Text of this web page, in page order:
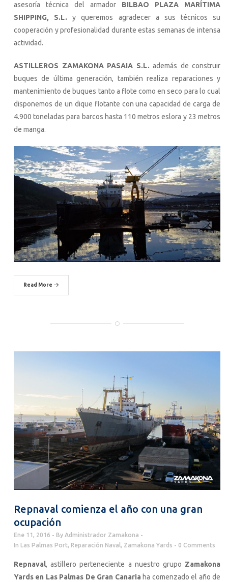
asesoría técnica del armador BILBAO PLAZA MARÍTIMA
SHIPPING, S.L. y queremos agradecer a sus técnicos su
cooperación y profesionalidad durante estas semanas de intensa
actividad.
ASTILLEROS ZAMAKONA PASAIA S.L. además de construir
buques de última generación, también realiza reparaciones y
mantenimiento de buques tanto a flote como en seco para lo cual
disponemos de un dique flotante con una capacidad de carga de
4.900 toneladas para barcos hasta 110 metros eslora y 23 metros
de manga.
Read More
Repnaval comienza el año con una gran
ocupación
Ene 11, 2016 By Administrador Zamakona
In Las Palmas Port, Reparación Naval, Zamakona Yards 0 Comments
Repnaval, astillero perteneciente a nuestro grupo Zamakona
Yards en Las Palmas De Gran Canaria ha comenzado el año de